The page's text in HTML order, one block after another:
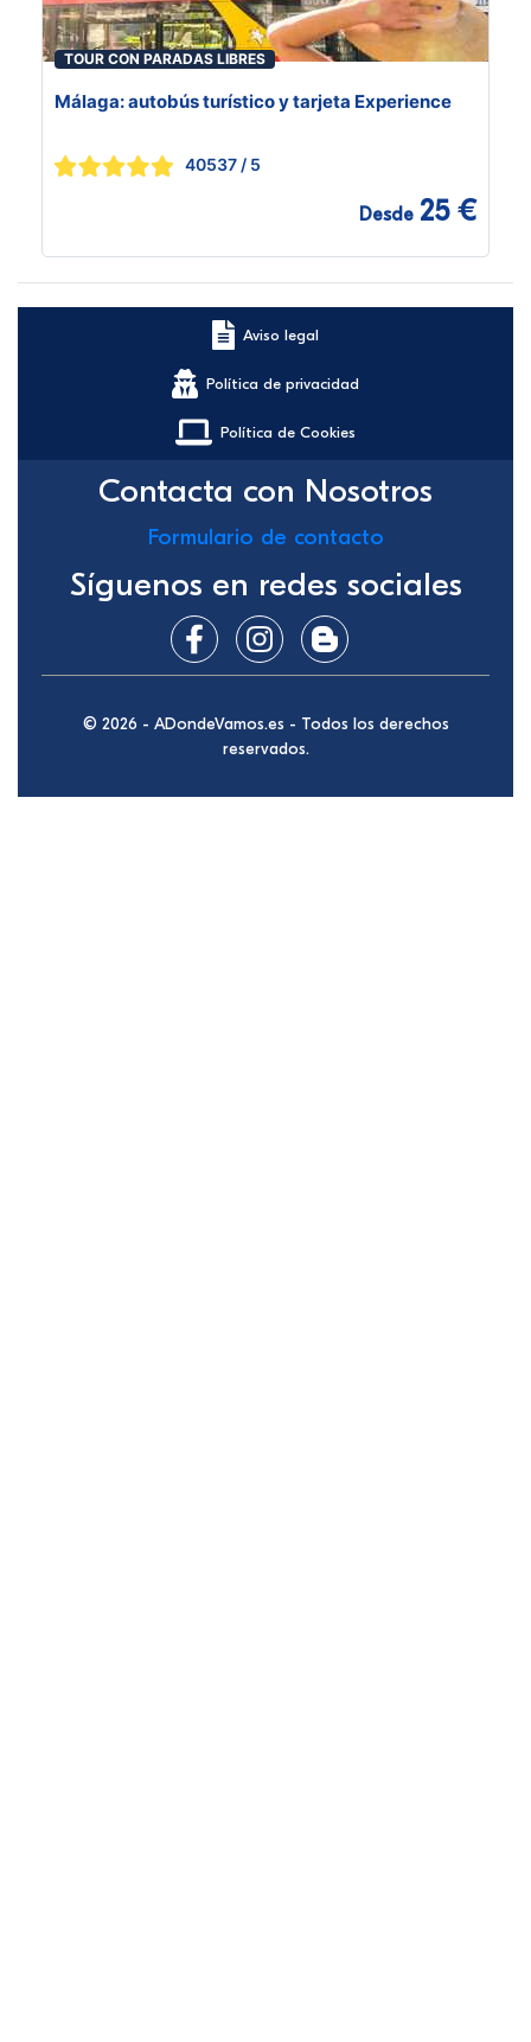
TOUR CON PARADAS LIBRES
Málaga: autobús turístico y tarjeta Experience
40537 / 5
Desde 25 €
Aviso legal
Política de privacidad
Política de Cookies
Contacta con Nosotros
Formulario de contacto
Síguenos en redes sociales
© 2026 - ADondeVamos.es - Todos los derechos
reservados.